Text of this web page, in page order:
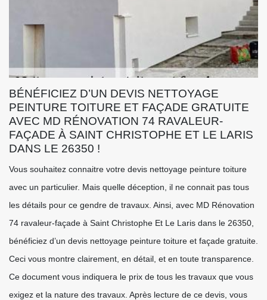
BÉNÉFICIEZ D’UN DEVIS NETTOYAGE
PEINTURE TOITURE ET FAÇADE GRATUITE
AVEC MD RÉNOVATION 74 RAVALEUR-
FAÇADE À SAINT CHRISTOPHE ET LE LARIS
DANS LE 26350 !
Vous souhaitez connaitre votre devis nettoyage peinture toiture
avec un particulier. Mais quelle déception, il ne connait pas tous
les détails pour ce gendre de travaux. Ainsi, avec MD Rénovation
74 ravaleur-façade à Saint Christophe Et Le Laris dans le 26350,
bénéficiez d’un devis nettoyage peinture toiture et façade gratuite.
Ceci vous montre clairement, en détail, et en toute transparence.
Ce document vous indiquera le prix de tous les travaux que vous
exigez et la nature des travaux. Après lecture de ce devis, vous